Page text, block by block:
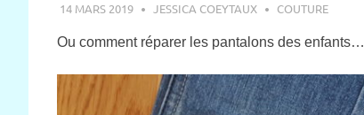
14 MARS 2019 JESSICA COEYTAUX COUTURE
Ou comment réparer les pantalons des enfants…